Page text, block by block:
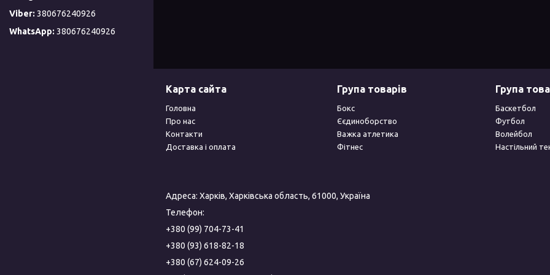
380676240926
380676240926
Карта сайта
Головна
Про нас
Контакти
Доставка і оплата
Група товарів
Бокс
Єєдиноборство
Важка атлетика
Фітнес
Група
Баскетбол
Футбол
Волейбол
Настільний
Адреса: Харків, Харківська область, 61000, Україна
Телефон:
+380 (99) 704-73-41
+380 (93) 618-82-18
+380 (67) 624-09-26